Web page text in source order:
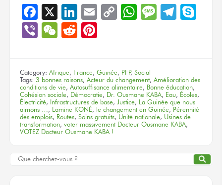
Facebook
X LinkedIn
EmailCopyWhatsApp
Message
ViberWeChat
Reddit
Category: Afrique, France, Guinée, PFP, Social
Tags: 3 bonnes raisons, Acteur du changement, Amélioration des
conditions de vie, Autosuffisance alimentaire, Bonne éducation,
Cohésion sociale, Démocratie, Dr. Ousmane KABA, Eau, Écoles,
Électricité, Infrastructures de base, Justice, La Guinée que nous
aimons … , Lamine KONÉ, le changement en Guinée, Pérennité
des emplois, Routes, Soins gratuits, Unité nationale, Usines de
transformation, voter massivement Docteur Ousmane KABA,
VOTEZ Docteur Ousmane KABA !